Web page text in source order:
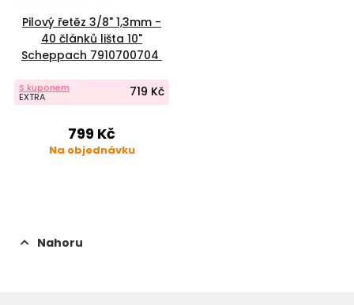
Pilový řetěz 3/8" 1,3mm -
40 článků lišta 10"
Scheppach 7910700704
S kuponem
EXTRA 719 Kč
799 Kč
Na objednávku
Nahoru